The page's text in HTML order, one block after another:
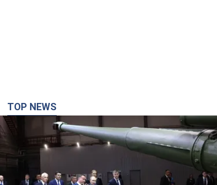
TOP NEWS